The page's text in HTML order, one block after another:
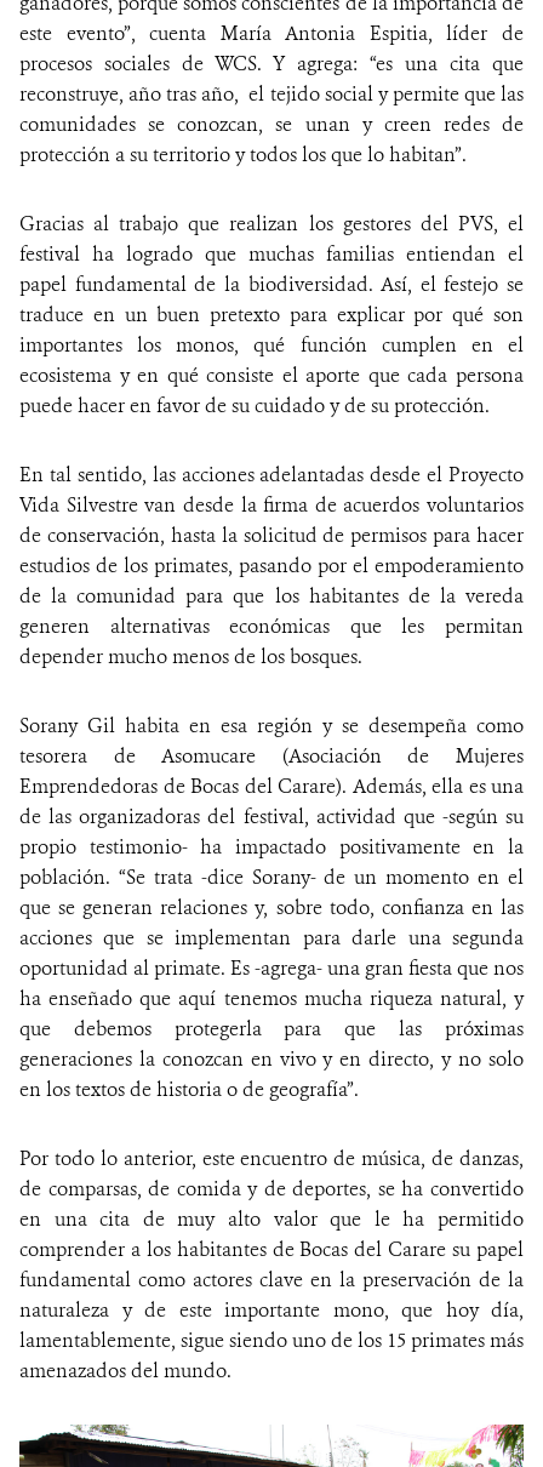
este evento”, cuenta María Antonia Espitia, líder de
procesos sociales de WCS. Y agrega: “es una cita que
reconstruye, año tras año, el tejido social y permite que las
comunidades se conozcan, se unan y creen redes de
protección a su territorio y todos los que lo habitan”.
Gracias al trabajo que realizan los gestores del PVS, el
festival ha logrado que muchas familias entiendan el
papel fundamental de la biodiversidad. Así, el festejo se
traduce en un buen pretexto para explicar por qué son
importantes los monos, qué función cumplen en el
ecosistema y en qué consiste el aporte que cada persona
puede hacer en favor de su cuidado y de su protección.
En tal sentido, las acciones adelantadas desde el Proyecto
Vida Silvestre van desde la firma de acuerdos voluntarios
de conservación, hasta la solicitud de permisos para hacer
estudios de los primates, pasando por el empoderamiento
de la comunidad para que los habitantes de la vereda
generen alternativas económicas que les permitan
depender mucho menos de los bosques.
Sorany Gil habita en esa región y se desempeña como
tesorera de Asomucare (Asociación de Mujeres
Emprendedoras de Bocas del Carare). Además, ella es una
de las organizadoras del festival, actividad que -según su
propio testimonio- ha impactado positivamente en la
población. “Se trata -dice Sorany- de un momento en el
que se generan relaciones y, sobre todo, confianza en las
acciones que se implementan para darle una segunda
oportunidad al primate. Es -agrega- una gran fiesta que nos
ha enseñado que aquí tenemos mucha riqueza natural, y
que debemos protegerla para que las próximas
generaciones la conozcan en vivo y en directo, y no solo
en los textos de historia o de geografía”.
Por todo lo anterior, este encuentro de música, de danzas,
de comparsas, de comida y de deportes, se ha convertido
en una cita de muy alto valor que le ha permitido
comprender a los habitantes de Bocas del Carare su papel
fundamental como actores clave en la preservación de la
naturaleza y de este importante mono, que hoy día,
lamentablemente, sigue siendo uno de los 15 primates más
amenazados del mundo.